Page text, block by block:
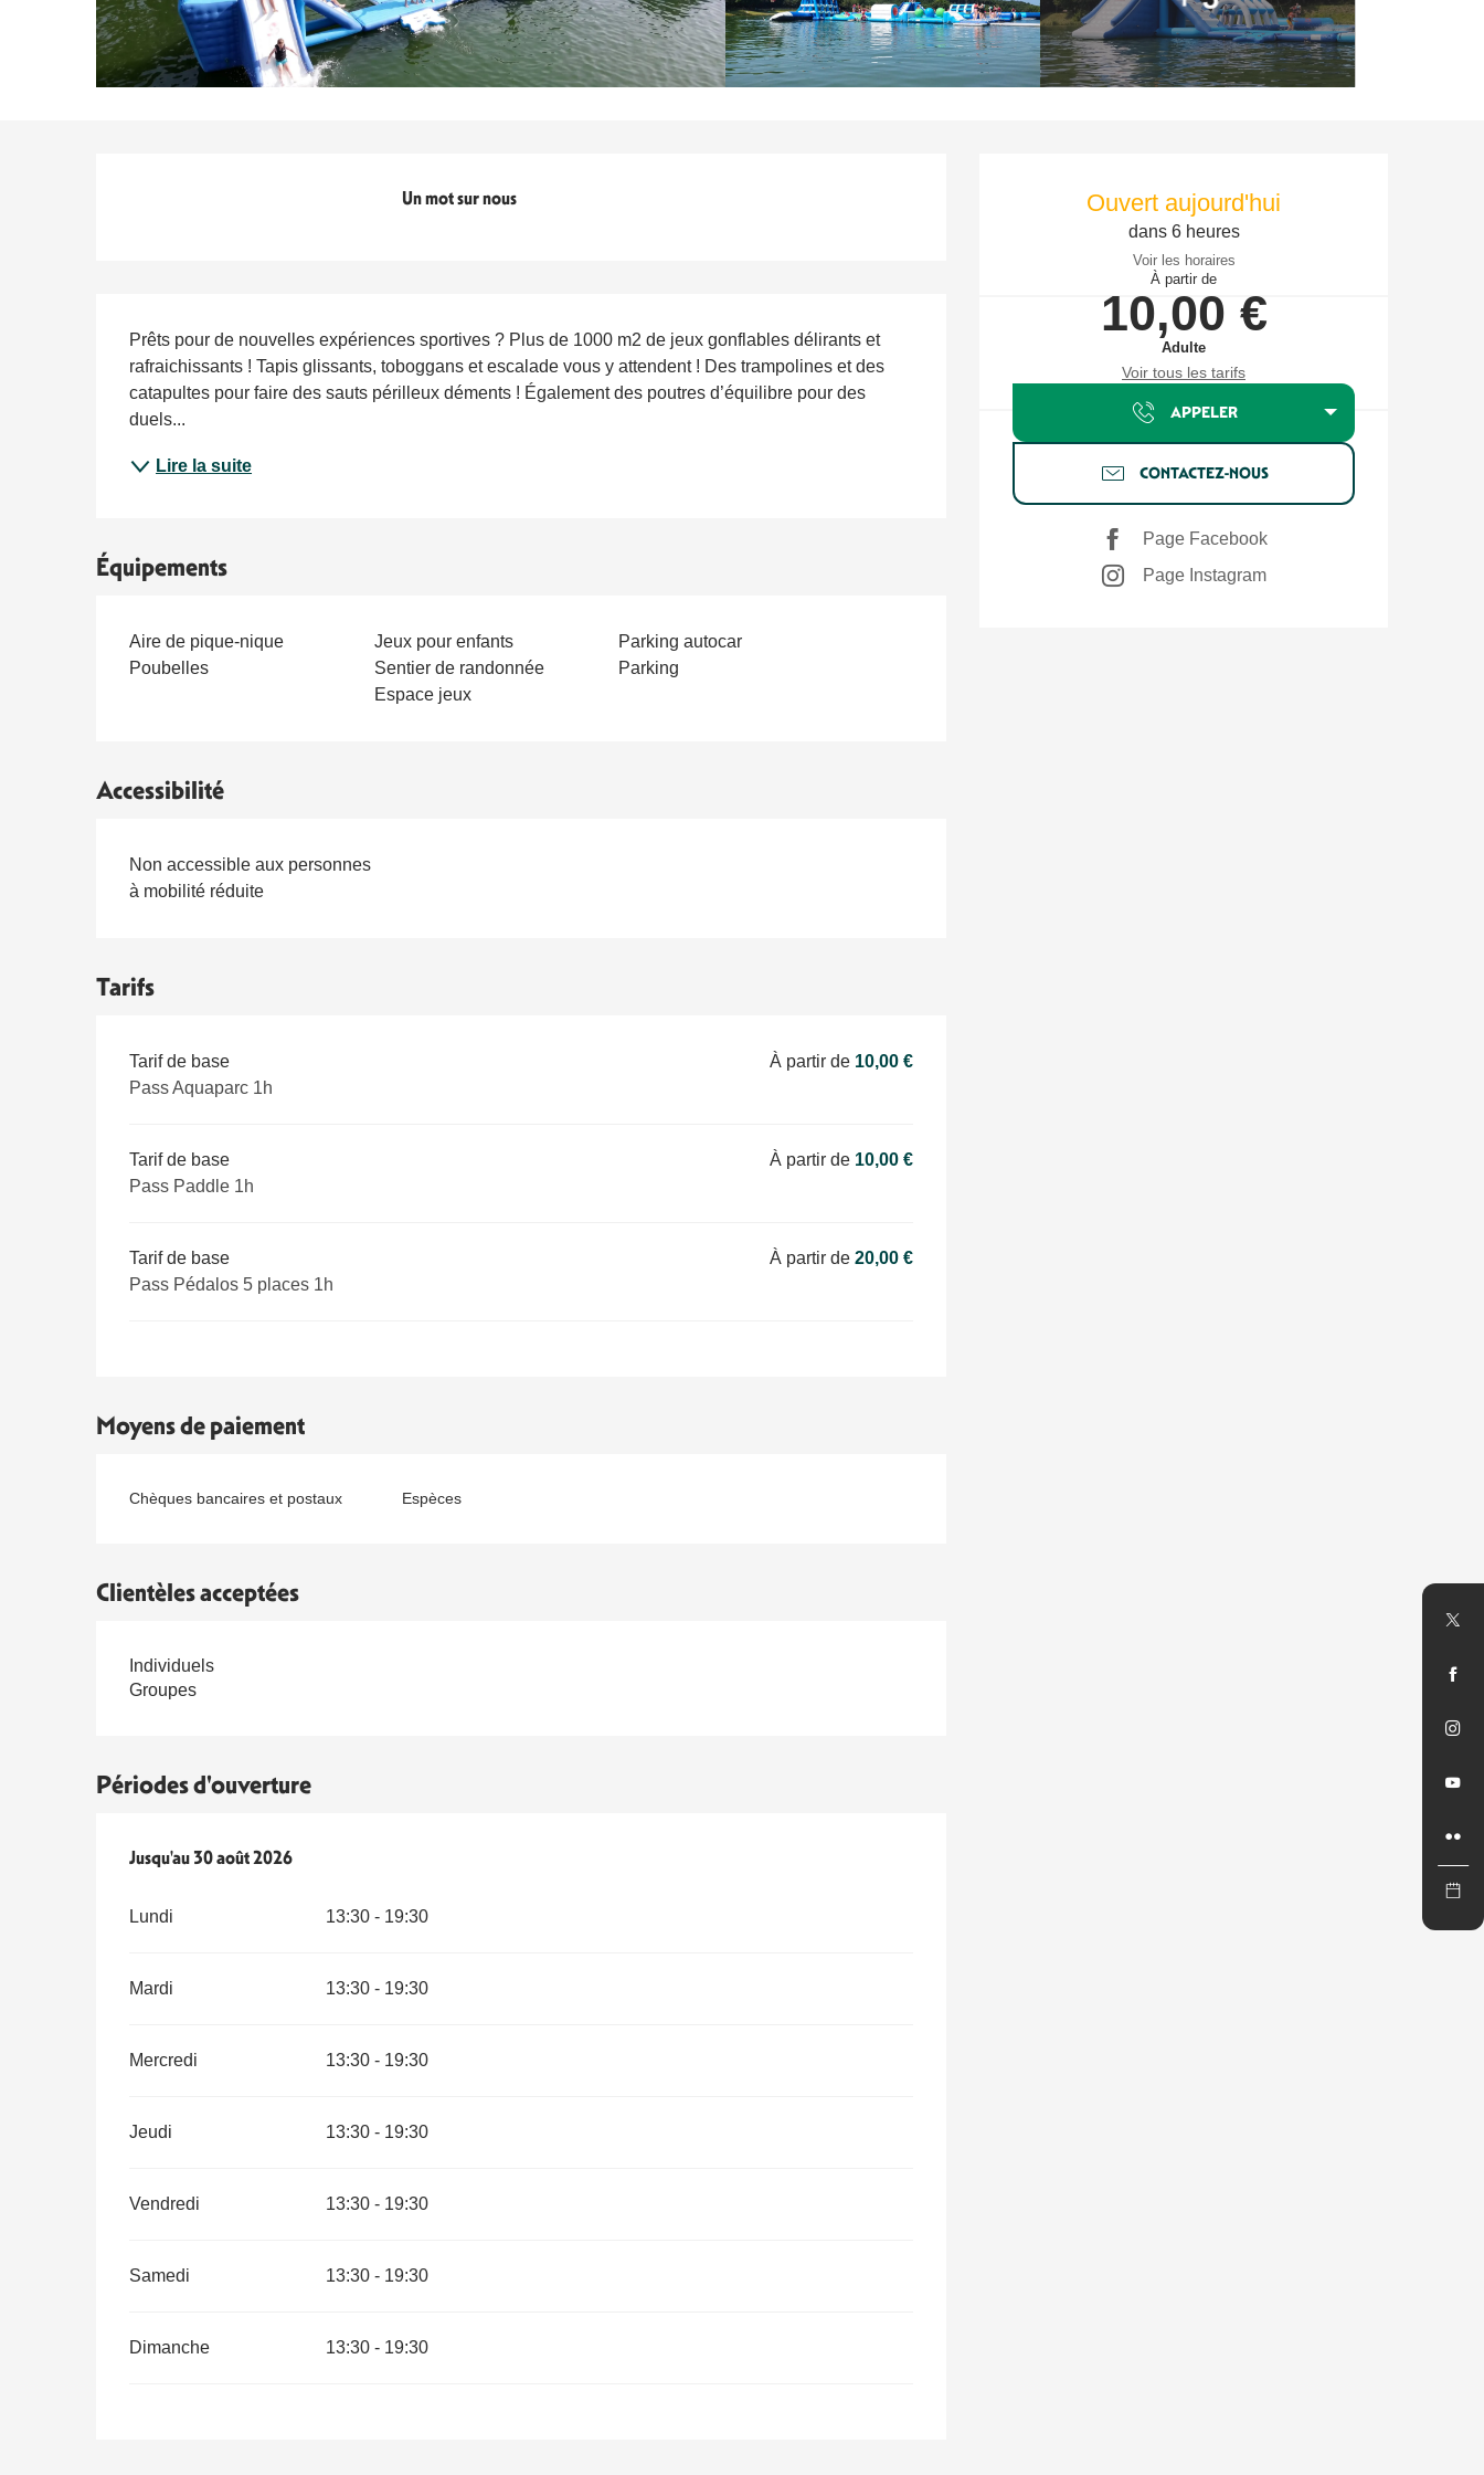
Ouverture et coordonnées
Ouvert aujourd'hui
dans 6 heures
Voir les horaires
À partir de
10,00 €
Adulte
Voir tous les tarifs
APPELER
CONTACTEZ-NOUS
Page Facebook
Page Instagram
Un mot sur nous
Description
Prêts pour de nouvelles expériences sportives ? Plus de 1000 m2 de jeux gonflables délirants et
rafraichissants ! Tapis glissants, toboggans et escalade vous y attendent ! Des trampolines et des
catapultes pour faire des sauts périlleux déments ! Également des poutres d’équilibre pour des
duels...
Lire la suite
Équipements
Aire de pique-nique Jeux pour enfants
Parking autocar
Poubelles
Sentier de randonnée
Parking
Espace jeux
Accessibilité
Non accessible aux personnes
à mobilité réduite
Tarifs
Tarifs 2026
Tarif de base
Pass Aquaparc 1h
À partir de 10,00 €
Tarif de base
Pass Paddle 1h
À partir de 10,00 €
Tarif de base
Pass Pédalos 5 places 1h
À partir de20,00 €
Moyens de paiement
Chèques bancaires et postaux Espèces
Clientèles acceptées
Individuels
Groupes
Périodes d'ouverture
Du4 juillet 2026au30 août 2026
Jusqu'au30 août 2026
Lundi 13:30 - 19:30
Mardi 13:30 - 19:30
Mercredi 13:30 - 19:30
Jeudi 13:30 - 19:30
Vendredi 13:30 - 19:30
Samedi 13:30 - 19:30
Dimanche 13:30 - 19:30